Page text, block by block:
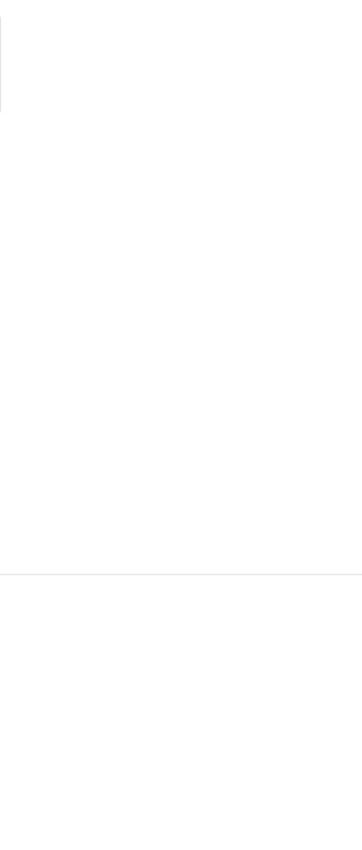
výpadku pak nejpozději do 48 hodin